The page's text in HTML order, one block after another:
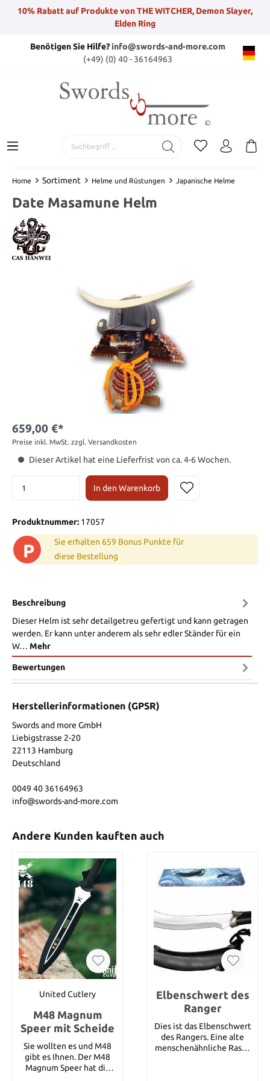
10% Rabatt auf Produkte von THE WITCHER, Demon Slayer,
Elden Ring
Benötigen Sie Hilfe?info@swords-and-more.com
(+49) (0) 40 - 36164963
Home Sortiment Helme und Rüstungen Japanische Helme
Date Masamune Helm
659,00 €*
Preise inkl. MwSt. zzgl. Versandkosten
Dieser Artikel hat eine Lieferfrist von ca. 4-6 Wochen.
In den Warenkorb
Produktnummer: 17057
P
Sie erhalten 659 Bonus Punkte für
diese Bestellung
Beschreibung
Dieser Helm ist sehr detailgetreu gefertigt und kann getragen
werden. Er kann unter anderem als sehr edler Ständer für ein
W… Mehr
Bewertungen
Herstellerinformationen (GPSR)
Swords and more GmbH
Liebigstrasse 2-20
22113 Hamburg
Deutschland
0049 40 36164963
info@swords-and-more.com
Andere Kunden kauften auch
United Cutlery
M48 Magnum
Speer mit Scheide
Sie wollten es und M48
gibt es Ihnen. Der M48
Magnum Speer hat die
Elbenschwert des
Ranger
Dies ist das Elbenschwert
des Rangers. Eine alte
menschenähnliche Rasse